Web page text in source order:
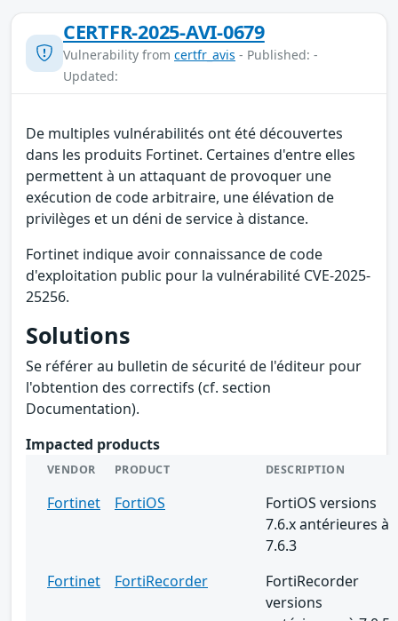
CERTFR-2025-AVI-0679
Vulnerability from certfr_avis - Published: -
Updated:
De multiples vulnérabilités ont été découvertes
dans les produits Fortinet. Certaines d'entre elles
permettent à un attaquant de provoquer une
exécution de code arbitraire, une élévation de
privilèges et un déni de service à distance.
Fortinet indique avoir connaissance de code
d'exploitation public pour la vulnérabilité CVE-2025-
25256.
Solutions
Se référer au bulletin de sécurité de l'éditeur pour
l'obtention des correctifs (cf. section
Documentation).
Impacted products
VENDOR PRODUCT DESCRIPTION
Fortinet FortiOS
FortiOS versions
7.6.x antérieures à
7.6.3
Fortinet
FortiRecorder
FortiRecorder
versions